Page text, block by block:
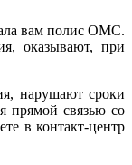
вам полис ОМС.
оказывают, при
нарушают сроки
прямой связью со
в контакт-центр